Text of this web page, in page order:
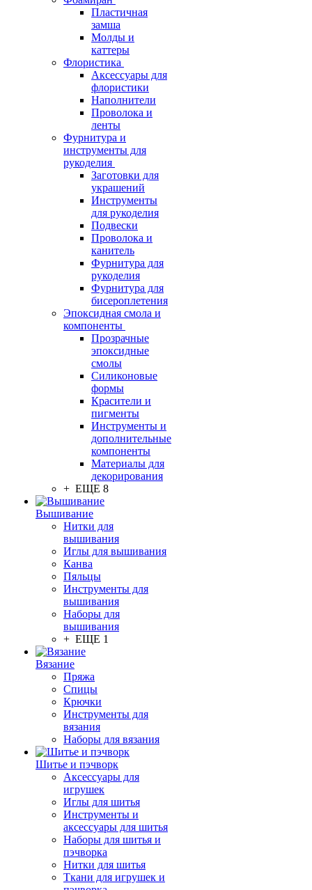
Пластичная
замша
Молды и
каттеры
Флористика
Аксессуары для
флористики
Наполнители
Проволока и
ленты
Фурнитура и
инструменты для
рукоделия
Заготовки для
украшений
Инструменты
для рукоделия
Подвески
Проволока и
канитель
Фурнитура для
рукоделия
Фурнитура для
бисероплетения
Эпоксидная смола и
компоненты
Прозрачные
эпоксидные
смолы
Силиконовые
формы
Красители и
пигменты
Инструменты и
дополнительные
компоненты
Материалы для
декорирования
+ ЕЩЕ 8
Вышивание
Нитки для
вышивания
Иглы для вышивания
Канва
Пяльцы
Инструменты для
вышивания
Наборы для
вышивания
+ ЕЩЕ 1
Вязание
Пряжа
Спицы
Крючки
Инструменты для
вязания
Наборы для вязания
Шитье и пэчворк
Аксессуары для
игрушек
Иглы для шитья
Инструменты и
аксессуары для шитья
Наборы для шитья и
пэчворка
Нитки для шитья
Ткани для игрушек и